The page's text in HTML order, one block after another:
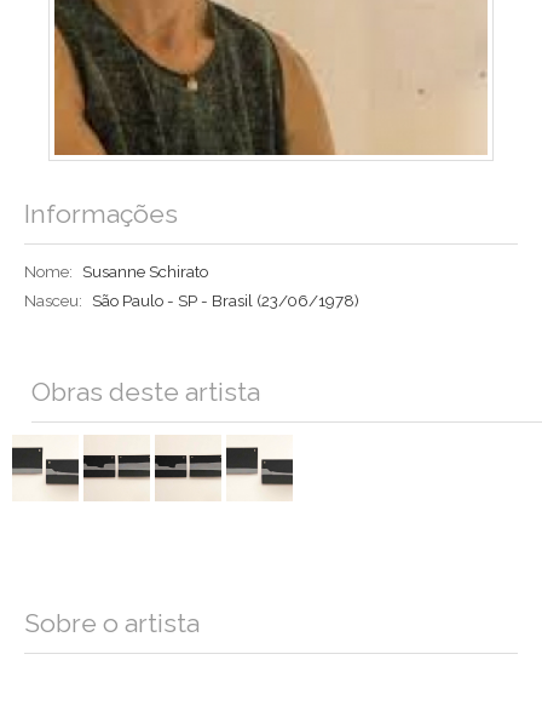
Informações
Nome:
Susanne Schirato
Nasceu:
São Paulo - SP - Brasil (23/06/1978)
Obras deste artista
Sobre o artista